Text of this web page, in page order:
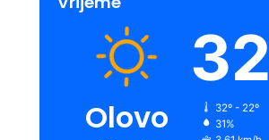
Olovo
32
32º - 22º
31%